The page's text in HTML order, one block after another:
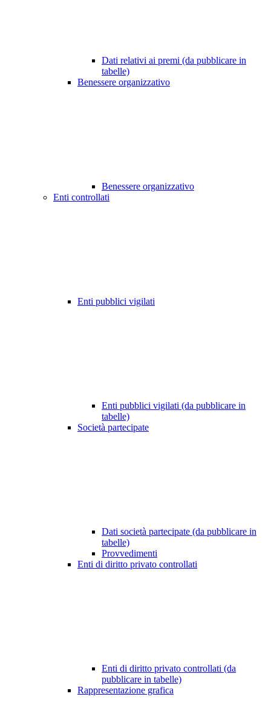
Dati relativi ai premi (da pubblicare in
tabelle)
Benessere organizzativo
Benessere organizzativo
Enti controllati
Enti pubblici vigilati
Enti pubblici vigilati (da pubblicare in
tabelle)
Società partecipate
Dati società partecipate (da pubblicare in
tabelle)
Provvedimenti
Enti di diritto privato controllati
Enti di diritto privato controllati (da
pubblicare in tabelle)
Rappresentazione grafica